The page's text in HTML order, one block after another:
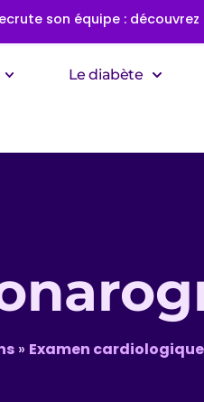
son équipe :
Le diabète
» Examen cardiologique